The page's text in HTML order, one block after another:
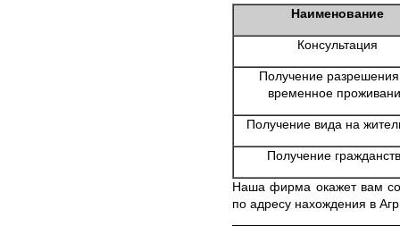
Наименование
Консультация
Получение
временное
Получение вида на
Получение
Наша фирма окажет вам
по адресу нахождения в